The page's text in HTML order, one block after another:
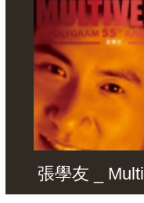
張學友 _